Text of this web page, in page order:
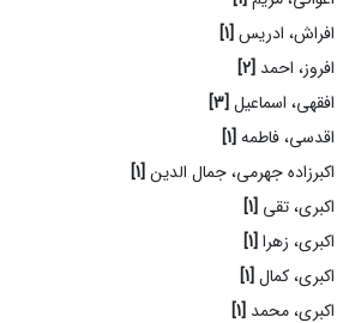
افراش، ادریس [1]
افروز، احمد [2]
افقهی، اسماعیل [3]
اقدسی، فاطمه [1]
اکبرزاده جهرمی، جمال الدین [1]
اکبری، تقی [1]
اکبری، زهرا [1]
اکبری، کمال [1]
اکبری، محمد [1]